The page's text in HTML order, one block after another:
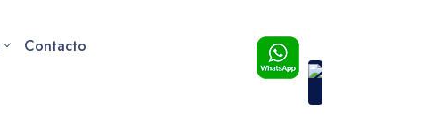
Contacto